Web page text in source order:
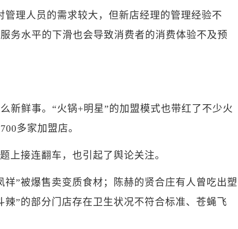
理人员的需求较大，但新店经理的管理经验不
务水平的下滑也会导致消费者的消费体验不及预
鲜事。“火锅+明星”的加盟模式也带红了不少火
多家加盟店。
接连翻车，也引起了舆论关注。
”被爆售卖变质食材；陈赫的贤合庄有人曾吃出塑
”的部分门店存在卫生状况不符合标准、苍蝇飞